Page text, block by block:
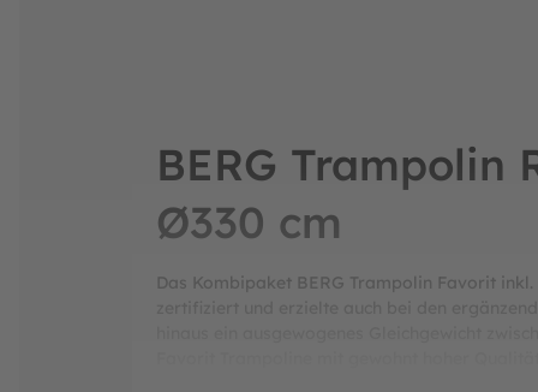
BERG Trampolin
Ø330 cm
Das Kombipaket BERG Trampolin Favorit